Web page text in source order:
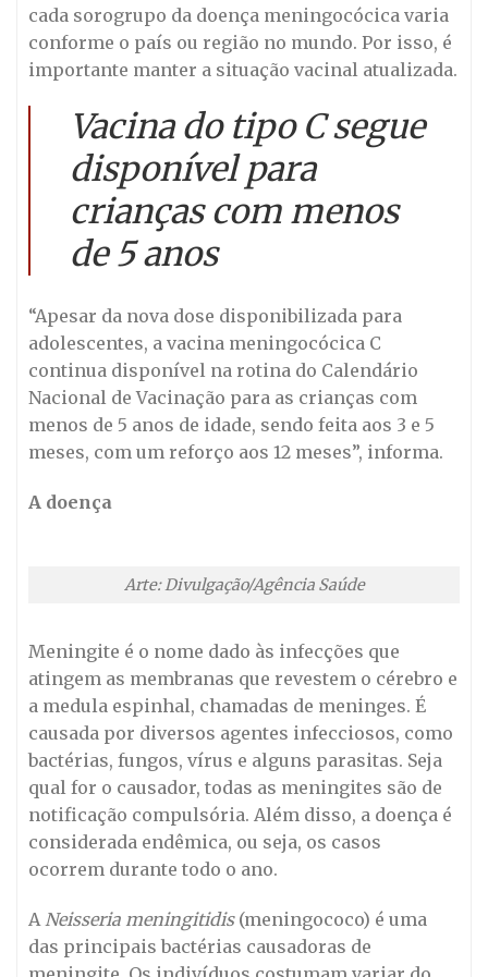
cada sorogrupo da doença meningocócica varia
conforme o país ou região no mundo. Por isso, é
importante manter a situação vacinal atualizada.
Vacina do tipo C segue
disponível para
crianças com menos
de 5 anos
“Apesar da nova dose disponibilizada para
adolescentes, a vacina meningocócica C
continua disponível na rotina do Calendário
Nacional de Vacinação para as crianças com
menos de 5 anos de idade, sendo feita aos 3 e 5
meses, com um reforço aos 12 meses”, informa.
A doença
Arte: Divulgação/Agência Saúde
Meningite é o nome dado às infecções que
atingem as membranas que revestem o cérebro e
a medula espinhal, chamadas de meninges. É
causada por diversos agentes infecciosos, como
bactérias, fungos, vírus e alguns parasitas. Seja
qual for o causador, todas as meningites são de
notificação compulsória. Além disso, a doença é
considerada endêmica, ou seja, os casos
ocorrem durante todo o ano.
ANeisseria meningitidis(meningococo) é uma
das principais bactérias causadoras de